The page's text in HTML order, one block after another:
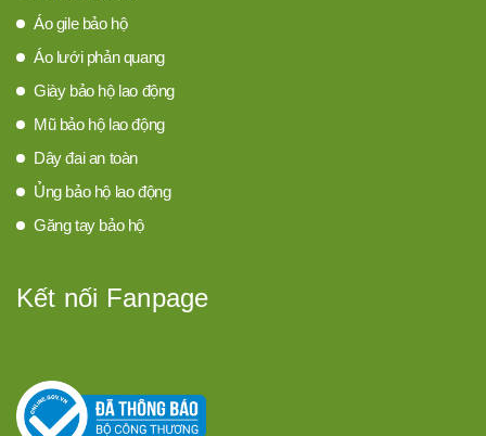
Áo gile bảo hộ
Áo lưới phản quang
Giày bảo hộ lao động
Mũ bảo hộ lao động
Dây đai an toàn
Ủng bảo hộ lao động
Găng tay bảo hộ
Kết nối Fanpage